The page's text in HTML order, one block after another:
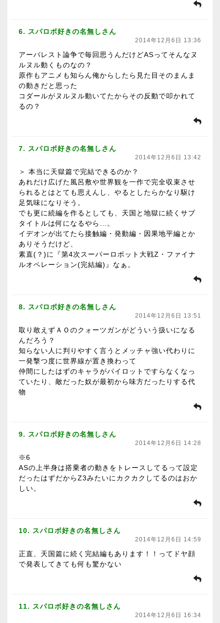
6. スパロボ好きの名無しさん
2014年12月6日 13:36
アーバレスト論争で毎回思うんだけどASってそんなヌ
ルヌル動くものなの？
原作もアニメも知らん俺からしたら見た目そのまんま
の動きだと思った
コダールがヌルヌル動いてたからその反動で叩かれて
るの？
7. スパロボ好きの名無しさん
2014年12月6日 13:42
＞ 本当に天獄篇で完結できるのか？
あれだけ広げた風呂敷や世界観を一作で完全収束させ
られるとはとても思えんし、やるとしたらかなり駆け
足気味になりそう。
でも更に続編を作るとしても、天国と地獄に続くサブ
タイトルは何になるやら…。
イデオンが出てたら接触編・発動編・因果地平編とか
ありそうだけど、
素直(？)に『第4次スーパーロボット大戦Z・ファイナ
ルオペレーション(完結編)』なぁ。
8. スパロボ好きの名無しさん
2014年12月6日 13:51
取り敢えずＡＯのクォーツガンがどういう扱いになる
んだろう？
知らない人に判りやすく言うとメッチャ強い代わりに
一発撃つ度に世界線が置き換わって
仲間にしたはずのキャラがパイロットですらなくなっ
ていたり、敵だった奴が最初から味方だったりする代
物
9. スパロボ好きの名無しさん
2014年12月6日 14:28
※6
ASの上半身は搭乗者の動きをトレースしてるって設定
だったはずだからZ3みたいにカクカクしてるのはおか
しい。
10. スパロボ好きの名無しさん
2014年12月6日 14:59
正直、天国篇に続く完結編もあります！！ってドヤ顔
で発表してきても何も驚かない
11. スパロボ好きの名無しさん
2014年12月6日 16:34